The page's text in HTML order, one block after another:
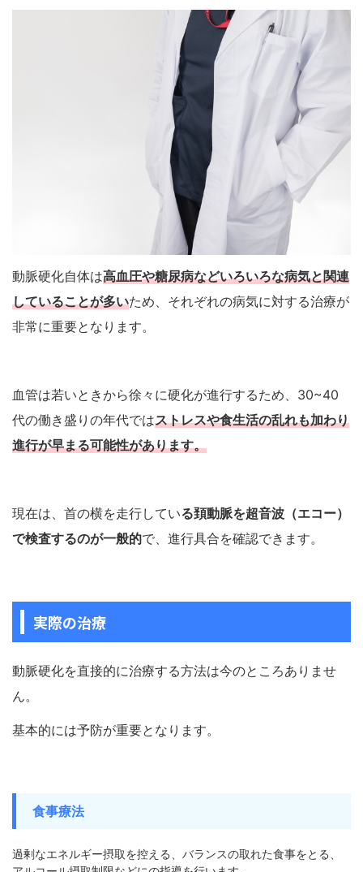
動脈硬化自体は高血圧や糖尿病などいろいろな病気と関連
していることが多いため、それぞれの病気に対する治療が
非常に重要となります。
血管は若いときから徐々に硬化が進行するため、30~40
代の働き盛りの年代ではストレスや食生活の乱れも加わり
進行が早まる可能性があります。
現在は、首の横を走行している頚動脈を超音波（エコー）
で検査するのが一般的で、進行具合を確認できます。
実際の治療
動脈硬化を直接的に治療する方法は今のところありませ
ん。
基本的には予防が重要となります。
食事療法
過剰なエネルギー摂取を控える、バランスの取れた食事をとる、